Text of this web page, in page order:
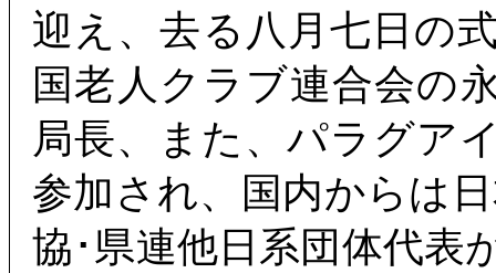
迎え、去る八月七日の
国老人クラブ連合会の
局長、また、パラグア
参加され、国内からは
協･県連他日系団体代表